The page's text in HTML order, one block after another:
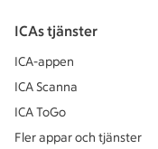
ICAs tjänster
ICA-appen
ICA Scanna
ICA ToGo
Fler appar och tjänster